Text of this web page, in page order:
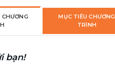
MỤC TIÊU CHƯƠNG
TRÌNH
bạn!